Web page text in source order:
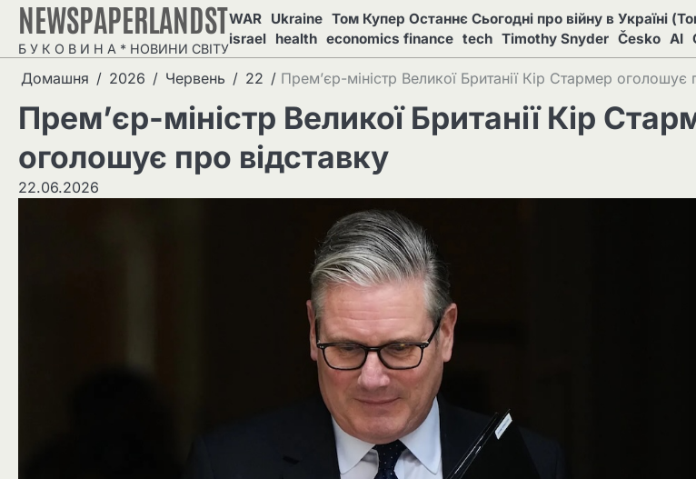
Перейти
вмісту
NEWSPAPERLANDST
Б У К О В И Н А * НОВИНИ СВІТУ
WAR Ukraine Том Купер Останнє Сьогодні про війну в Україні
israel health economics finance tech Timothy Snyder Česko AI
Домашня 2026 Червень 22 Прем’єр-міністр Великої Британії Кір Стармер оголошує
Прем’єр-міністр Великої Британії Кір
оголошує про відставку
22.06.2026